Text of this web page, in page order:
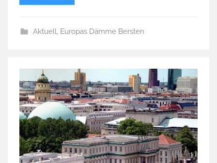
Aktuell Europas Dämme Bersten